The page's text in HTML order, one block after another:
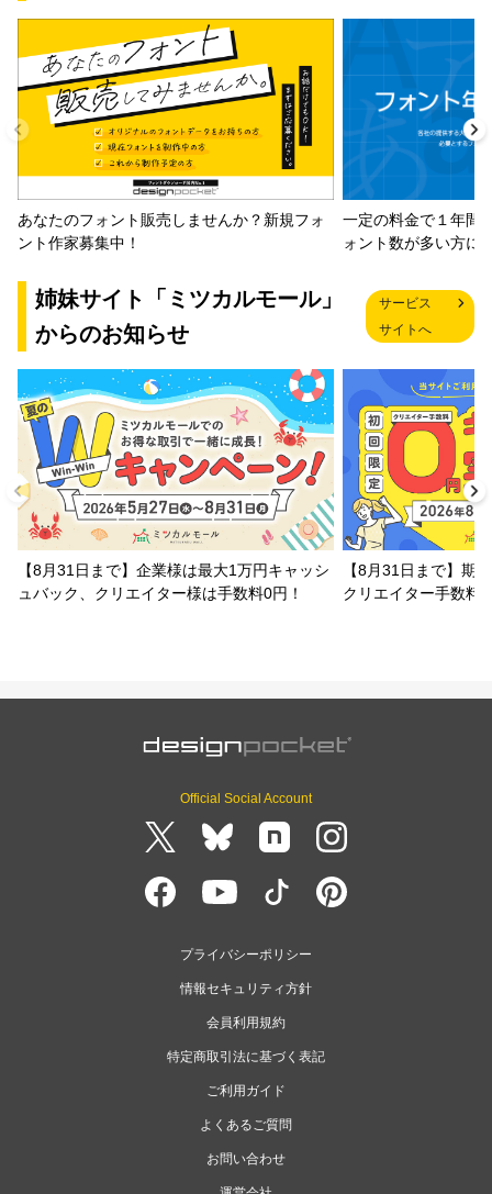
あなたのフォント販売しませんか？新規フォ
ント作家募集中！
一定の料金で１年間
ォント数が多い方に
姉妹サイト「ミツカルモール」
からのお知らせ
サービス
サイトへ
【8月31日まで】企業様は最大1万円キャッシ
ュバック、クリエイター様は手数料0円！
【8月31日まで】期
クリエイター手数料
Official Social Account
プライバシーポリシー
情報セキュリティ方針
会員利用規約
特定商取引法に基づく表記
ご利用ガイド
よくあるご質問
お問い合わせ